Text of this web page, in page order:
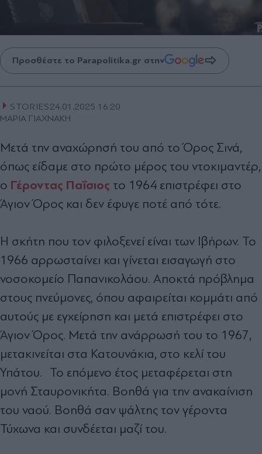
Προσθέστε το Parapolitika.gr στην
STORIES24.01.2025 16:20
ΜΑΡΙΑ ΓΙΑΧΝΑΚΗ
Μετά την αναχώρησή του από το Όρος Σινά,
όπως είδαμε στο πρώτο μέρος του ντοκιμαντέρ,
ο Γέροντας Παΐσιος το 1964 επιστρέφει στο
Άγιον Όρος και δεν έφυγε ποτέ από τότε.
Η σκήτη που τον φιλοξενεί είναι των Ιβήρων. Το
1966 αρρωσταίνει και γίνεται εισαγωγή στο
νοσοκομείο Παπανικολάου. Αποκτά πρόβλημα
στους πνεύμονες, όπου αφαιρείται κομμάτι από
αυτούς με εγχείρηση και μετά επιστρέφει στο
Άγιον Όρος. Μετά την ανάρρωσή του το 1967,
μετακινείται στα Κατουνάκια, στο κελί του
Υπάτου. Το επόμενο έτος μεταφέρεται στη
μονή Σταυρονικήτα. Βοηθά για την ανακαίνιση
του ναού. Βοηθά σαν ψάλτης τον γέροντα
Τύχωνα και συνδέεται μαζί του.